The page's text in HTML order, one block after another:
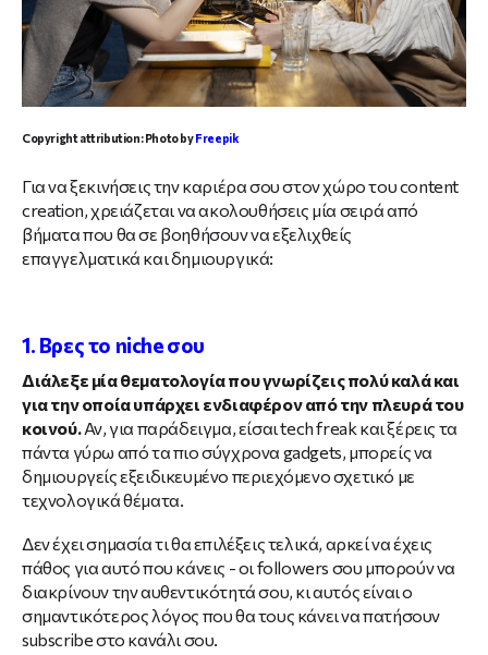
Copyright attribution: Photo byFreepik
Για να ξεκινήσεις την καριέρα σου στον χώρο του content
creation, χρειάζεται να ακολουθήσεις μία σειρά από
βήματα που θα σε βοηθήσουν να εξελιχθείς
επαγγελματικά και δημιουργικά:
1. Βρες το niche σου
Διάλεξε μία θεματολογία που γνωρίζεις πολύ καλά και
για την οποία υπάρχει ενδιαφέρον από την πλευρά του
κοινού.Αν, για παράδειγμα, είσαι tech freak και ξέρεις τα
πάντα γύρω από τα πιο σύγχρονα gadgets, μπορείς να
δημιουργείς εξειδικευμένο περιεχόμενο σχετικό με
τεχνολογικά θέματα.
Δεν έχει σημασία τι θα επιλέξεις τελικά, αρκεί να έχεις
πάθος για αυτό που κάνεις - οι followers σου μπορούν να
διακρίνουν την αυθεντικότητά σου, κι αυτός είναι ο
σημαντικότερος λόγος που θα τους κάνει να πατήσουν
subscribe στο κανάλι σου.